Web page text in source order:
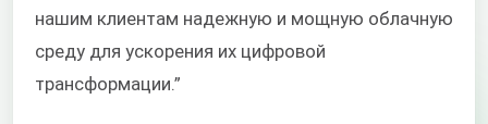
нашим клиентам надежную и мощную облачную
среду для ускорения их цифровой
трансформации.”